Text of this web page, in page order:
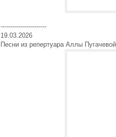
-----------------------
19.03.2026
Песни из репертуара Аллы